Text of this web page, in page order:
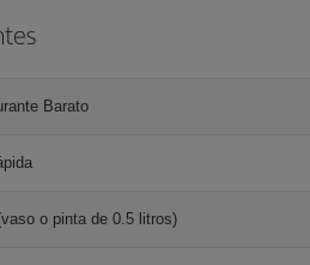
Barato
o pinta de 0.5 litros)